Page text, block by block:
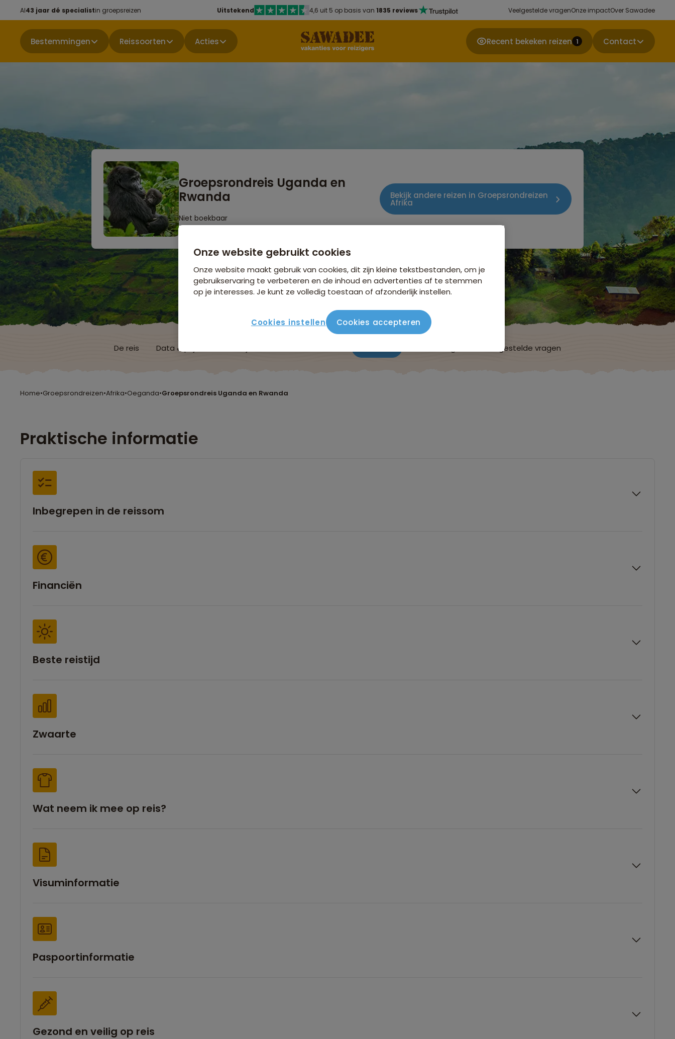
Al43 jaar dé specialistin groepsreizen Uitstekend 4,6 uit 5 op basis van 1835 reviews Veelgestelde vragenOnze impactOver Sawadee
Bestemmingen Reissoorten Acties Recent bekeken reizen 1 Contact
Groepsrondreis Uganda en
Rwanda
Niet boekbaar
Bekijk andere reizen in Groepsrondreizen
Afrika
De reis Data & prijzen Veelgestelde vragen
Home•Groepsrondreizen•Afrika•Oeganda•Groepsrondreis Uganda en Rwanda
Praktische informatie
Inbegrepen in de reissom
Financiën
Beste reistijd
Zwaarte
Wat neem ik mee op reis?
Visuminformatie
Paspoortinformatie
Gezond en veilig op reis
Onze website gebruikt cookies
Onze website maakt gebruik van cookies, dit zijn kleine tekstbestanden, om je
gebruikservaring te verbeteren en de inhoud en advertenties af te stemmen
op je interesses. Je kunt ze volledig toestaan of afzonderlijk instellen.
Cookies instellen Cookies accepteren